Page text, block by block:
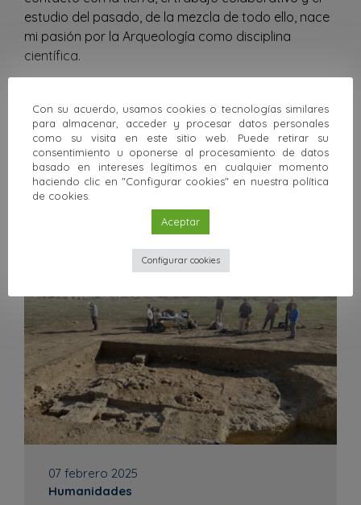
estudio del pasado, de la mezcla de todo ello, nace
mi pasión por la Arqueología como disciplina
científica.
Que los estudios humanísticos ocupen el lugar que
se merecen y estar orgullosos de ellos, así como
colaborar en la construcción de nuestra historia
más lejana en el tiempo y más cercana en lo
geográfico.
Noticias relacionadas
07 febrero 2025
Humanidades
Con su acuerdo, usamos cookies o tecnologías similares
para almacenar, acceder y procesar datos personales
como su visita en este sitio web. Puede retirar su
consentimiento u oponerse al procesamiento de datos
basado en intereses legítimos en cualquier momento
haciendo clic en "Configurar cookies" en nuestra política
de cookies.
Aceptar
Configurar cookies